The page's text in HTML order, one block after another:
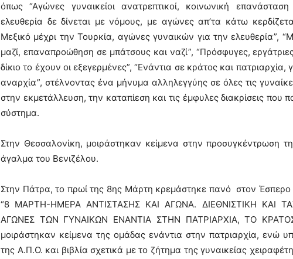
όπως “Αγώνες γυναικείοι ανατρεπτικοί, κοινωνική
ελευθερία δε δίνεται με νόμους, με αγώνες απ’τα κάτω
Μεξικό μέχρι την Τουρκία, αγώνες γυναικών για την ελευθερία”,
μαζί, επαναπροώθηση σε μπάτσους και ναζί”, “Πρόσφυγες,
δίκιο το έχουν οι εξεγερμένες”, “Ενάντια σε κράτος και πατριαρχία,
αναρχία”, στέλνοντας ένα μήνυμα αλληλεγγύης σε όλες τις
στην εκμετάλλευση, την καταπίεση και τις έμφυλες διακρίσεις που
σύστημα.
Στην Θεσσαλονίκη, μοιράστηκαν κείμενα στην προσυγκέντρωση
άγαλμα του Βενιζέλου.
Στην Πάτρα, το πρωί της 8ης Μάρτη κρεμάστηκε πανό στον Έσπερο
“8 ΜΑΡΤΗ-ΗΜΕΡΑ ΑΝΤΙΣΤΑΣΗΣ ΚΑΙ ΑΓΩΝΑ. ΔΙΕΘΝΙΣΤΙΚΗ ΚΑΙ
ΑΓΩΝΕΣ ΤΩΝ ΓΥΝΑΙΚΩΝ ΕΝΑΝΤΙΑ ΣΤΗΝ ΠΑΤΡΙΑΡΧΙΑ, ΤΟ
μοιράστηκαν κείμενα της ομάδας ενάντια στην πατριαρχία, ενώ
της Α.Π.Ο. και βιβλία σχετικά με το ζήτημα της γυναικείας